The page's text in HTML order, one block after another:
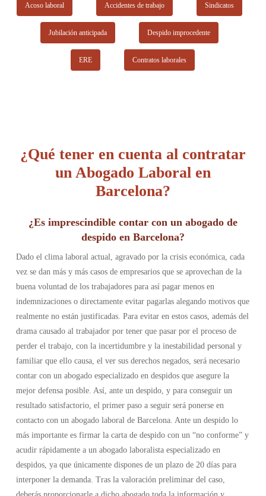
Desde Bach Legal Group queremos transmitir una filosofía de
trabajo que logre que el cliente no se considere uno más y que
pueda sentirse acompañado en su proceso en todo momento.
Acoso laboral Accidentes de trabajo Sindicatos
Jubilación anticipada Despido improcedente
ERE Contratos laborales
¿Qué tener en cuenta al contratar
un Abogado Laboral en
Barcelona?
¿Es imprescindible contar con un abogado de
despido en Barcelona?
Dado el clima laboral actual, agravado por la crisis económica, cada
vez se dan más y más casos de empresarios que se aprovechan de la
buena voluntad de los trabajadores para así pagar menos en
indemnizaciones o directamente evitar pagarlas alegando motivos que
realmente no están justificadas. Para evitar en estos casos, además del
drama causado al trabajador por tener que pasar por el proceso de
perder el trabajo, con la incertidumbre y la inestabilidad personal y
familiar que ello causa, el ver sus derechos negados, será necesario
contar con un abogado especializado en despidos que asegure la
mejor defensa posible. Así, ante un despido, y para conseguir un
resultado satisfactorio, el primer paso a seguir será ponerse en
contacto con un abogado laboral de Barcelona. Ante un despido lo
más importante es firmar la carta de despido con un “no conforme” y
acudir rápidamente a un abogado laboralista especializado en
despidos, ya que únicamente dispones de un plazo de 20 días para
interponer la demanda. Tras la valoración preliminar del caso,